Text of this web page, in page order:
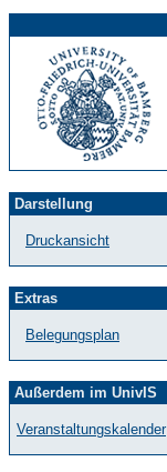
Darstellung
Druckansicht
Extras
Belegungsplan
Außerdem im UnivIS
Veranstaltungskalender